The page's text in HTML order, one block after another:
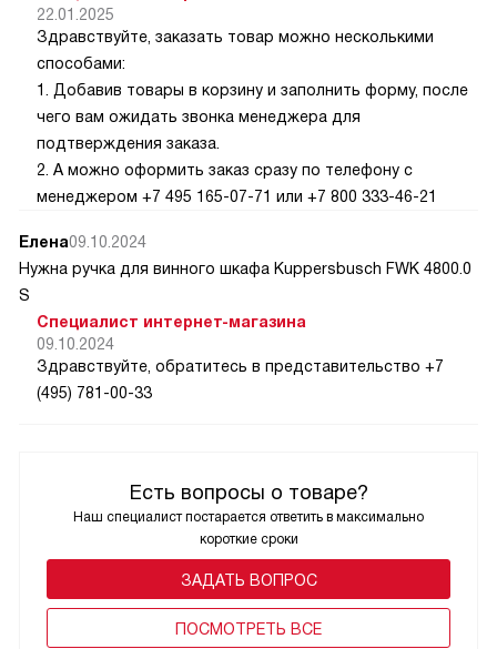
Есть вопросы о товаре?
Наш специалист постарается ответить в максимально
короткие сроки
ЗАДАТЬ ВОПРОС
ПОCМОТРЕТЬ ВСЕ
22.01.2025
Здравствуйте, заказать товар можно несколькими
способами:
1. Добавив товары в корзину и заполнить форму, после
чего вам ожидать звонка менеджера для
подтверждения заказа.
2. А можно оформить заказ сразу по телефону с
менеджером +7 495 165-07-71 или +7 800 333-46-21
Елена09.10.2024
Нужна ручка для винного шкафа Kuppersbusch FWK 4800.0
S
Специалист интернет-магазина
09.10.2024
Здравствуйте, обратитесь в представительство +7
(495) 781-00-33